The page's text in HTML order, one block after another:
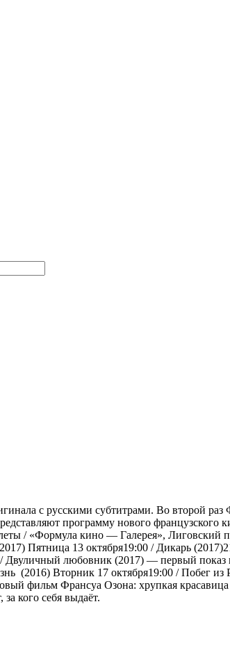
с русскими субтитрами. Во второй раз
программу нового
/ «Формула кино — Галерея», Лиговский
Пятница 13 октября19:00 / Дикарь
Двуличный любовник (2017) — первый
(2016) Вторник 17 октября19:00 / Побег
Франсуа Озона: хрупкая красавица
кого себя выдаёт.